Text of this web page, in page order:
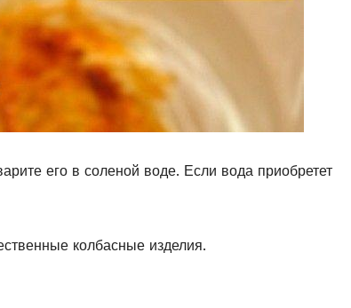
его в соленой воде. Если вода приобретет
колбасные изделия.